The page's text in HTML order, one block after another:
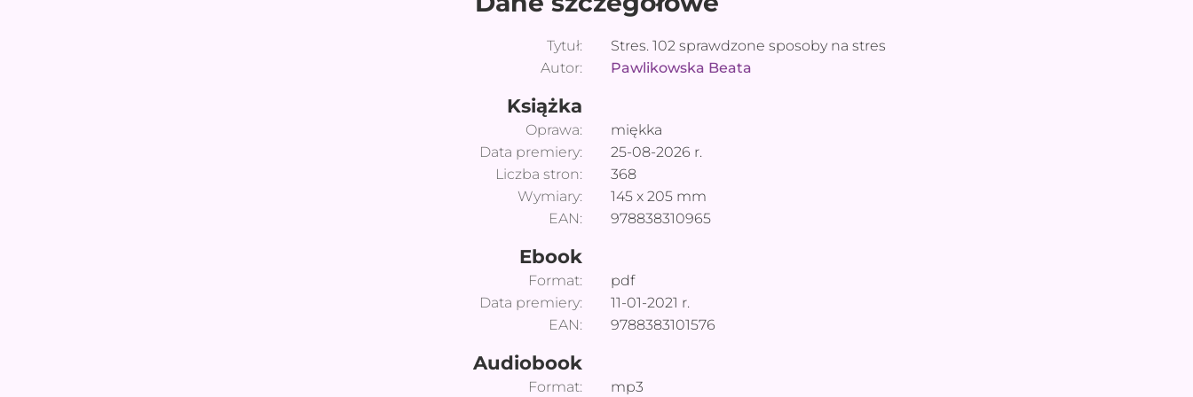
Tytuł:
Stres. 102 sprawdzone sposoby na stres
Autor:
Pawlikowska Beata
Książka
Oprawa:
miękka
Data premiery:
25-08-2026 r.
Liczba stron:
368
Wymiary:
145 x 205 mm
EAN:
978838310965
Ebook
Format:
pdf
Data premiery:
11-01-2021 r.
EAN:
9788383101576
Audiobook
Format: mp3